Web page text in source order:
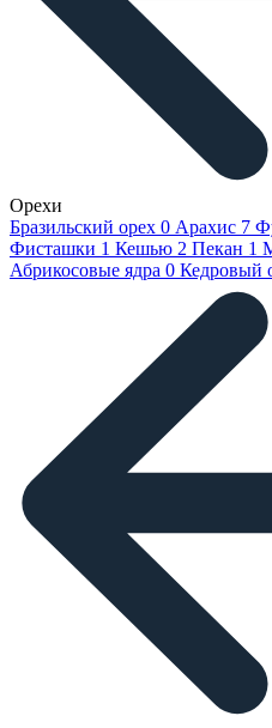
Орехи
Бразильский орех 0 Арахис 7
Фисташки 1 Кешью 2 Пекан 1
Абрикосовые ядра 0 Кедровый